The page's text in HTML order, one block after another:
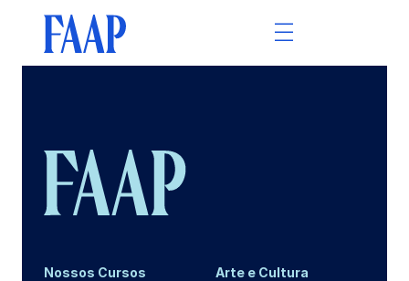
Nossos Cursos Arte e Cultura